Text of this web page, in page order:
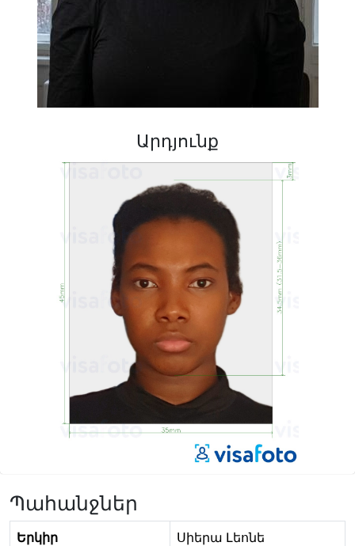
Արդյունք
Պահանջներ
Երկիր
Սիերա Լեոնե